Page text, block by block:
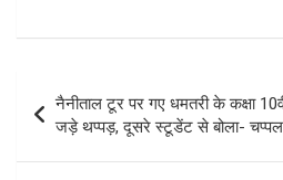
Post
navigation
नैनीताल टूर पर गए धमतरी के कक्षा
जड़े थप्‍पड़, दूसरे स्‍टूडेंट से बोला-